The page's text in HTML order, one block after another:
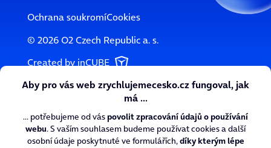
Ochrana soukromíCookies
© 2026 O2 Czech Republic a. s.
Created by inCUBE